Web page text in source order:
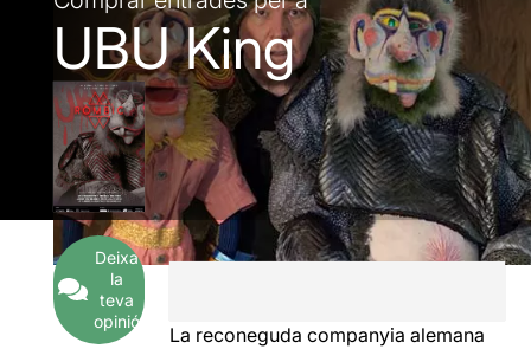
UBU King
Deixa
la
teva
opinió
La reconeguda companyia alemana